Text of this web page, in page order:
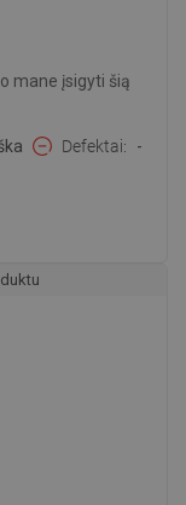
mane įsigyti šią
Defektai -